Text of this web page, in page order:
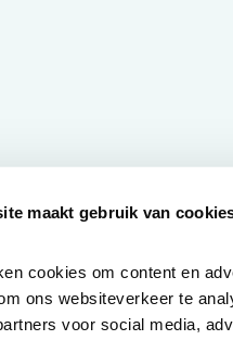
maakt gebruik van
cookies om content en
ons websiteverkeer te
voor social media,